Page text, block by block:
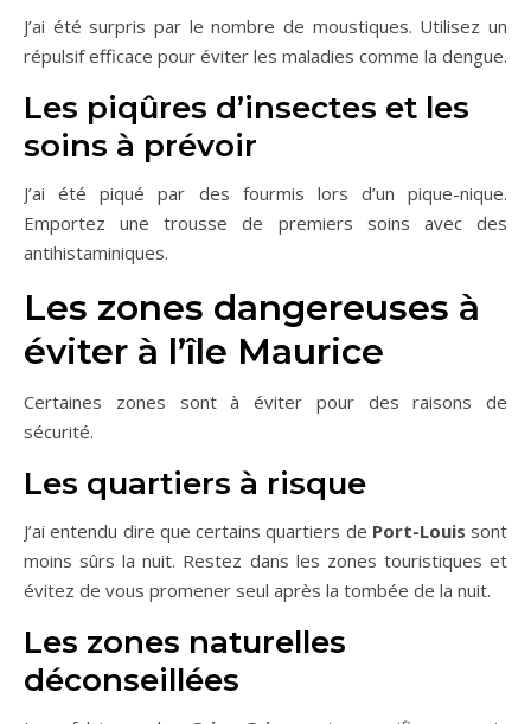
J’ai été surpris par le nombre de moustiques. Utilisez un
répulsif efficace pour éviter les maladies comme la dengue.
Les piqûres d’insectes et les
soins à prévoir
J’ai été piqué par des fourmis lors d’un pique-nique.
Emportez une trousse de premiers soins avec des
antihistaminiques.
Les zones dangereuses à
éviter à l’île Maurice
Certaines zones sont à éviter pour des raisons de
sécurité.
Les quartiers à risque
J’ai entendu dire que certains quartiers de Port-Louis sont
moins sûrs la nuit. Restez dans les zones touristiques et
évitez de vous promener seul après la tombée de la nuit.
Les zones naturelles
déconseillées